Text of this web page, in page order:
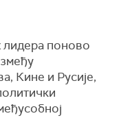
лидера поново
Кине и Русије,